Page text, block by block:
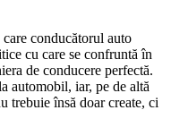
conducătorul auto
cu care se confruntă în
de conducere perfectă.
automobil, iar, pe de altă
trebuie însă doar create, ci